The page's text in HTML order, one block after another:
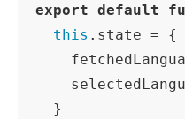
export default
this .state = {
  }